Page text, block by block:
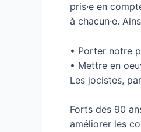
pris·e en
à chacun·e.
• Porter notre
• Mettre en
Les jocistes,
Forts des 90
améliorer les